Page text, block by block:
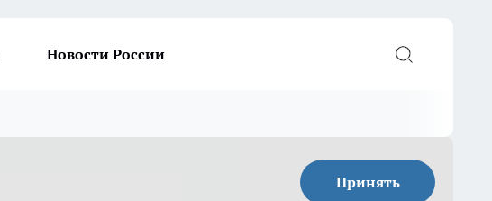
Новости России
Принять